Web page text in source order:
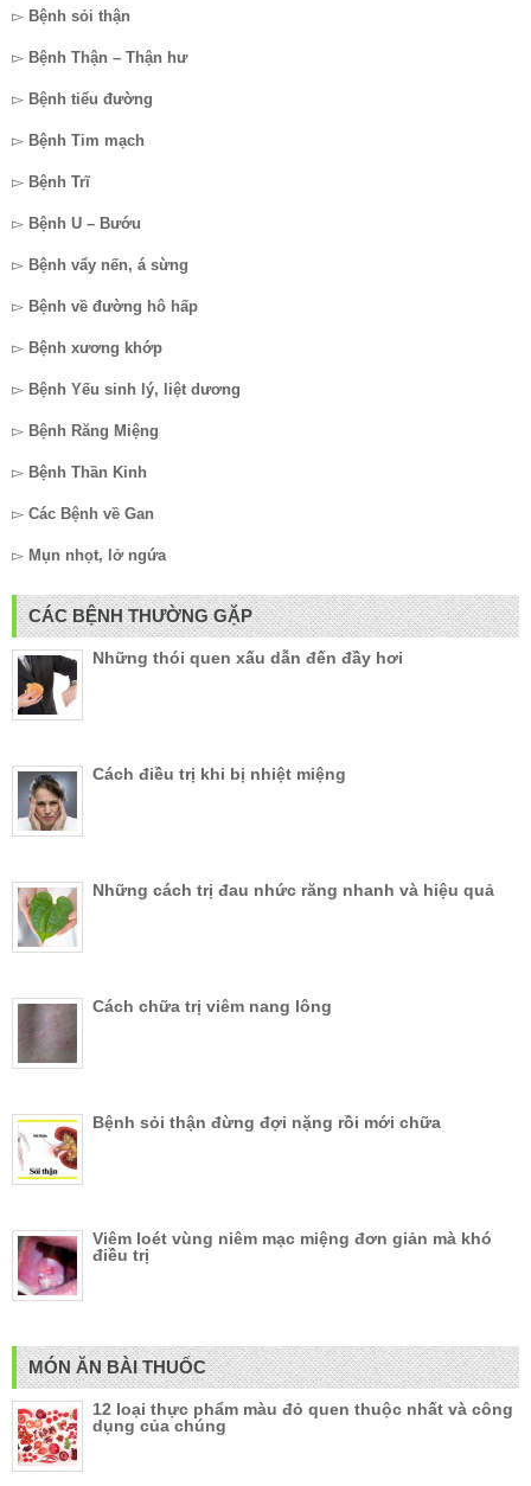
▻ Bệnh sỏi thận
▻ Bệnh Thận – Thận hư
▻ Bệnh tiểu đường
▻ Bệnh Tim mạch
▻ Bệnh Trĩ
▻ Bệnh U – Bướu
▻ Bệnh vẩy nến, á sừng
▻ Bệnh về đường hô hấp
▻ Bệnh xương khớp
▻ Bệnh Yếu sinh lý, liệt dương
▻ Bệnh Răng Miệng
▻ Bệnh Thần Kinh
▻ Các Bệnh về Gan
▻ Mụn nhọt, lở ngứa
CÁC BỆNH THƯỜNG GẶP
Những thói quen xấu dẫn đến đầy hơi
Cách điều trị khi bị nhiệt miệng
Những cách trị đau nhức răng nhanh và hiệu quả
Cách chữa trị viêm nang lông
Bệnh sỏi thận đừng đợi nặng rồi mới chữa
Viêm loét vùng niêm mạc miệng đơn giản mà khó
điều trị
MÓN ĂN BÀI THUỐC
12 loại thực phẩm màu đỏ quen thuộc nhất và công
dụng của chúng